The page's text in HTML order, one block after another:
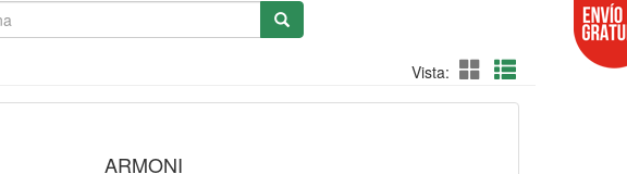
Vista:
ARMONI